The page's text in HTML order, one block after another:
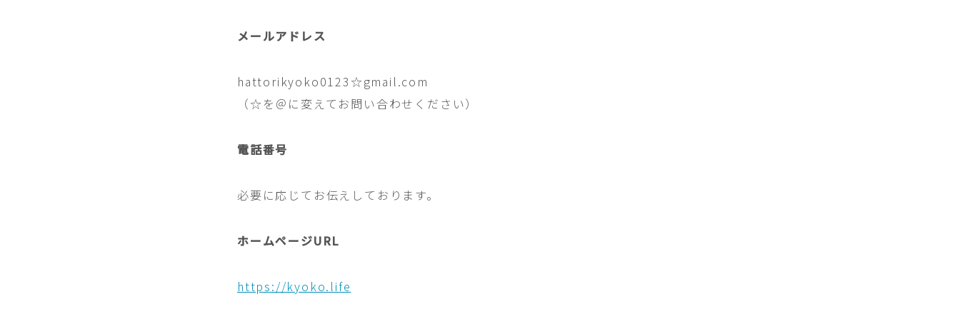
メールアドレス
hattorikyoko0123☆gmail.com
（☆を＠に変えてお問い合わせください）
電話番号
必要に応じてお伝えしております。
ホームページURL
https://kyoko.life